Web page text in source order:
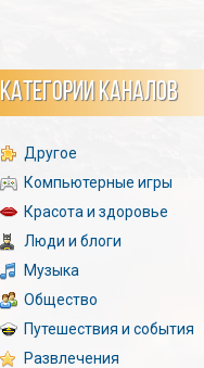
КАТЕГОРИИ КАНАЛОВ
Другое
Компьютерные игры
Красота и здоровье
Люди и блоги
Музыка
Общество
Путешествия и события
Развлечения